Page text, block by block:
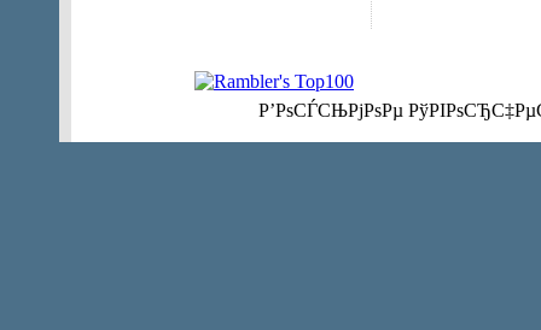
Р’РѕСЃСЊРјРѕРµ